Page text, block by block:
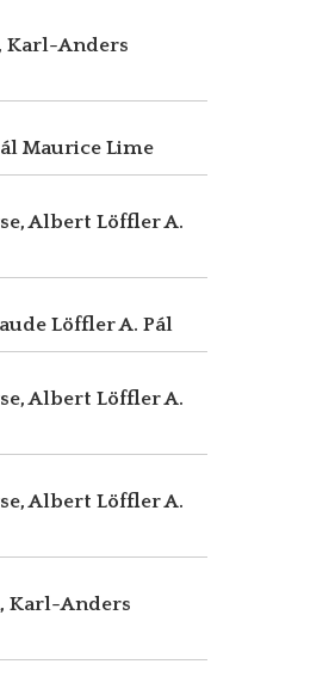
Karl-Anders
Maurice Lime
Albert Löffler A.
Löffler A. Pál
Albert Löffler A.
Albert Löffler A.
Karl-Anders